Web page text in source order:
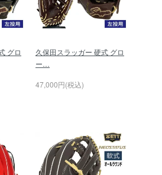
グロ
久保田スラッガー 硬式 グロ
ー…
47,000円(税込)